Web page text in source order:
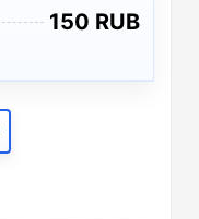
150 RUB